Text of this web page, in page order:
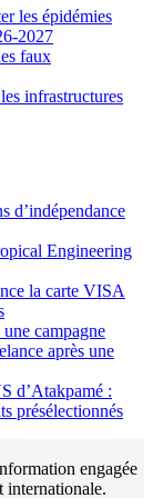
les épidémies
2027
faux
infrastructures
d’indépendance
Engineering
la carte VISA
campagne
après une
d’Atakpamé :
présélectionnés
engagée
internationale.